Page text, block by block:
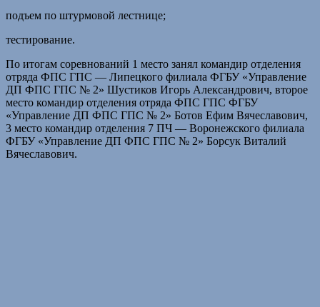
подъем по штурмовой лестнице;
тестирование.
По итогам соревнований 1 место занял командир отделения
отряда ФПС ГПС — Липецкого филиала ФГБУ «Управление
ДП ФПС ГПС № 2» Шустиков Игорь Александрович, второе
место командир отделения отряда ФПС ГПС ФГБУ
«Управление ДП ФПС ГПС № 2» Ботов Ефим Вячеславович,
3 место командир отделения 7 ПЧ — Воронежского филиала
ФГБУ «Управление ДП ФПС ГПС № 2» Борсук Виталий
Вячеславович.